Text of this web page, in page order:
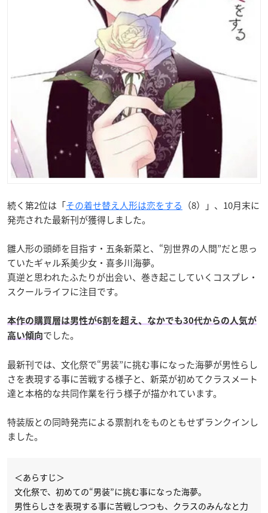
続く第2位は「その着せ替え人形は恋をする （8）」、10月末に
発売された最新刊が獲得しました。
雛人形の頭師を目指す・五条新菜と、“別世界の人間”だと思っ
ていたギャル系美少女・喜多川海夢。
真逆と思われたふたりが出会い、巻き起こしていくコスプレ・
スクールライフに注目です。
本作の購買層は男性が6割を超え、なかでも30代からの人気が
高い傾向でした。
最新刊では、文化祭で“男装”に挑む事になった海夢が男性らし
さを表現する事に苦戦する様子と、新菜が初めてクラスメート
達と本格的な共同作業を行う様子が描かれています。
特装版との同時発売による票割れをものともせずランクインし
ました。
＜あらすじ＞
文化祭で、初めての“男装”に挑む事になった海夢。
男性らしさを表現する事に苦戦しつつも、クラスのみんなと力